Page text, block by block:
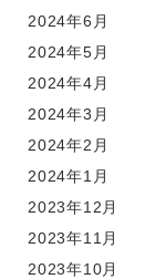
2024年6月
2024年5月
2024年4月
2024年3月
2024年2月
2024年1月
2023年12月
2023年11月
2023年10月